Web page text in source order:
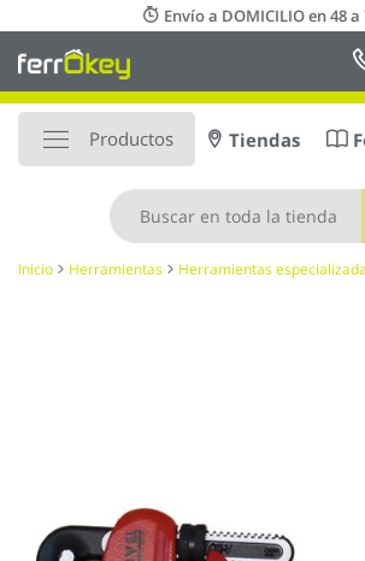
al
contenido
Envío a DOMICILIO en 48
Productos Tiendas
Inicio Herramientas Herramientas